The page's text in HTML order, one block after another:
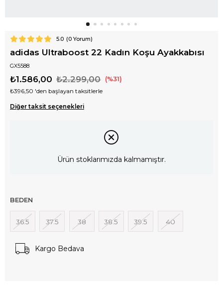
5.0 (0Yorum)
adidas Ultraboost 22 Kadın Koşu Ayakkabısı
GX5588
₺2.299,00
₺1.586,00 31
₺396,50 'den başlayan taksitlerle
Diğer taksit seçenekleri
Ürün stoklarımızda kalmamıştır.
BEDEN
36.5 37.5 38 38.5 39.5 40
Kargo Bedava